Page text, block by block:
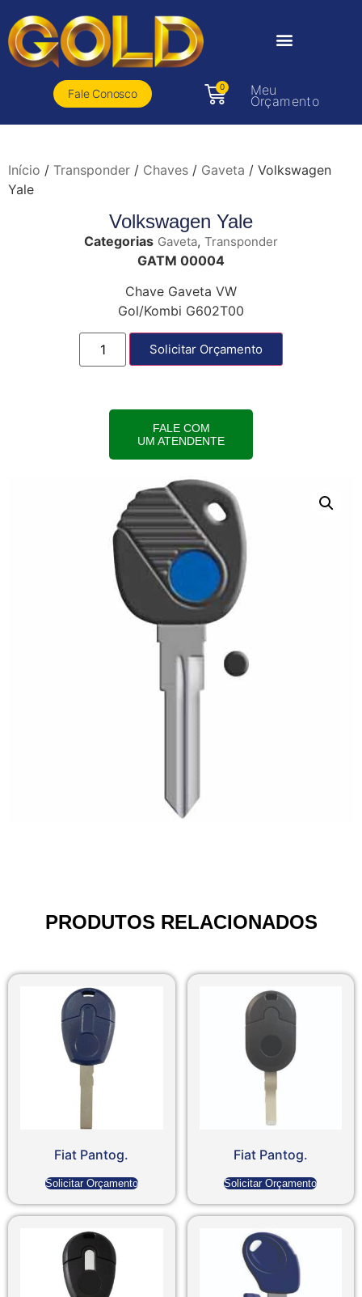
Fale Conosco
0 Meu
Orçamento
Início / Transponder / Chaves / Gaveta / Volkswagen
Yale
Volkswagen Yale
Categorias Gaveta, Transponder
GATM 00004
Chave Gaveta VW
Gol/Kombi G602T00
Solicitar Orçamento
FALE COM
UM ATENDENTE
PRODUTOS RELACIONADOS
Fiat Pantog.
Solicitar Orçamento
Fiat Pantog.
Solicitar Orçamento